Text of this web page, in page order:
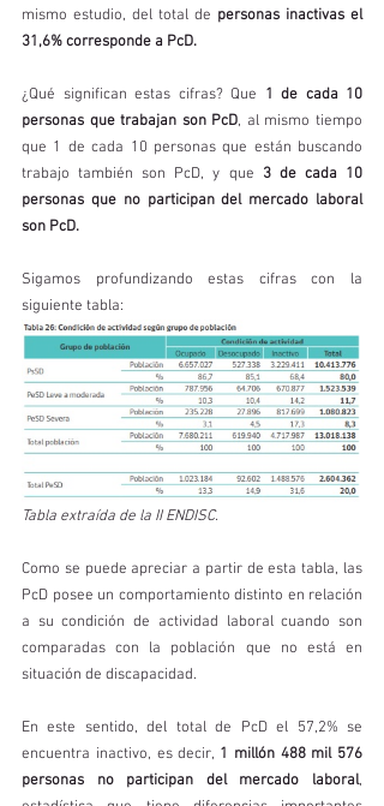
mismo estudio, del total de personas inactivas el
31,6% corresponde a PcD.
¿Qué significan estas cifras? Que 1 de cada 10
personas que trabajan son PcD, al mismo tiempo
que 1 de cada 10 personas que están buscando
trabajo también son PcD, y que 3 de cada 10
personas que no participan del mercado laboral
son PcD.
Sigamos profundizando estas cifras con la
siguiente tabla:
Tabla extraída de la II ENDISC.
Como se puede apreciar a partir de esta tabla, las
PcD posee un comportamiento distinto en relación
a su condición de actividad laboral cuando son
comparadas con la población que no está en
situación de discapacidad.
En este sentido, del total de PcD el 57,2% se
encuentra inactivo, es decir, 1 millón 488 mil 576
personas no participan del mercado laboral,